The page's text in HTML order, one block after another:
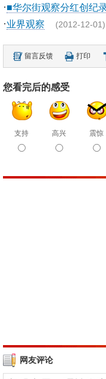
·■华尔街观察分红创纪
·业界观察 (2012-12-01)
留言反馈 打印
您看完后的感受
支持 高兴 震惊
网友评论